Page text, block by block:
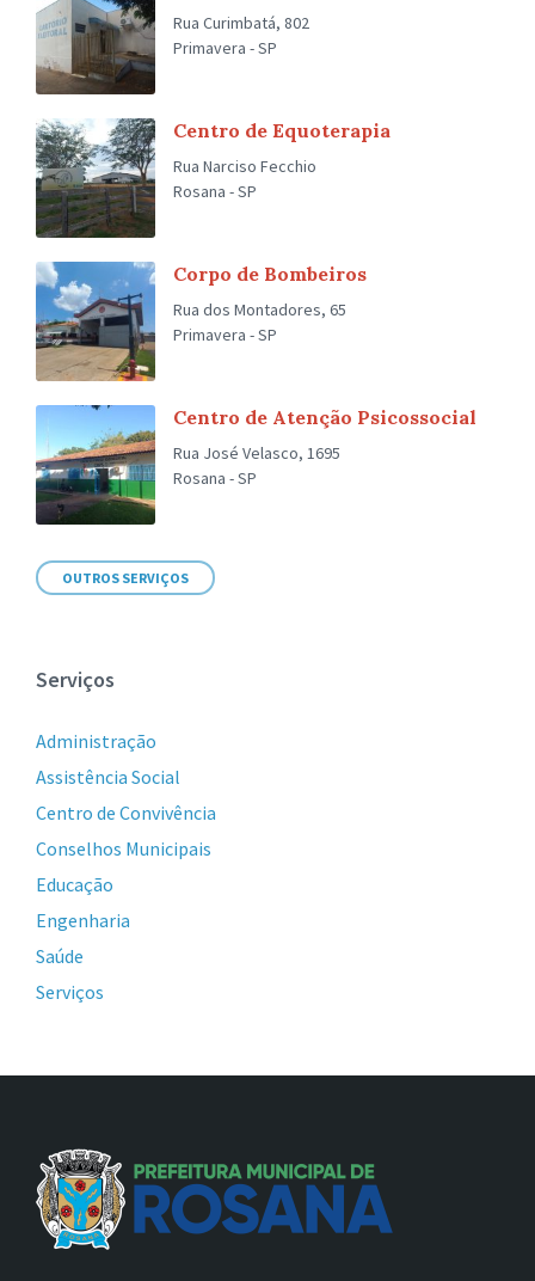
Rua Curimbatá, 802
Primavera - SP
Centro de Equoterapia
Rua Narciso Fecchio
Rosana - SP
Corpo de Bombeiros
Rua dos Montadores, 65
Primavera - SP
Centro de Atenção Psicossocial
Rua José Velasco, 1695
Rosana - SP
OUTROS SERVIÇOS
Serviços
Administração
Assistência Social
Centro de Convivência
Conselhos Municipais
Educação
Engenharia
Saúde
Serviços